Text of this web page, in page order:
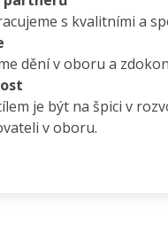
s kvalitními a
dění v oboru a
je být na špici v
v oboru.